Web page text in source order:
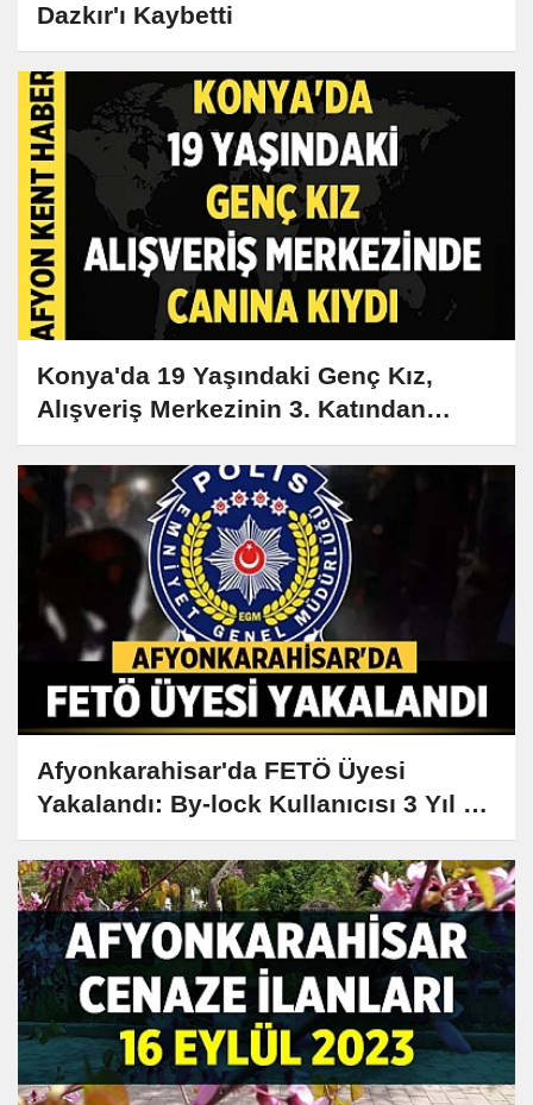
Dazkır'ı Kaybetti
Konya'da 19 Yaşındaki Genç Kız,
Alışveriş Merkezinin 3. Katından
Kendini Boşluğa Bırakarak Hayatını
Kaybetti
Afyonkarahisar'da FETÖ Üyesi
Yakalandı: By-lock Kullanıcısı 3 Yıl 9
Ay Hapis Cezasıyla Aranıyordu